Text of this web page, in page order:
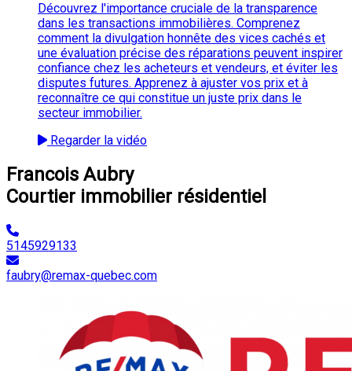
Découvrez l'importance cruciale de la transparence
dans les transactions immobilières. Comprenez
comment la divulgation honnête des vices cachés et
une évaluation précise des réparations peuvent inspirer
confiance chez les acheteurs et vendeurs, et éviter les
disputes futures. Apprenez à ajuster vos prix et à
reconnaître ce qui constitue un juste prix dans le
secteur immobilier.
Regarder la vidéo
Francois Aubry
Courtier immobilier résidentiel
5145929133
faubry@remax-quebec.com